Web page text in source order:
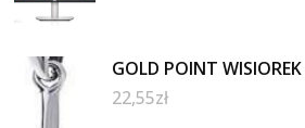
GOLD POINT
22,55zł